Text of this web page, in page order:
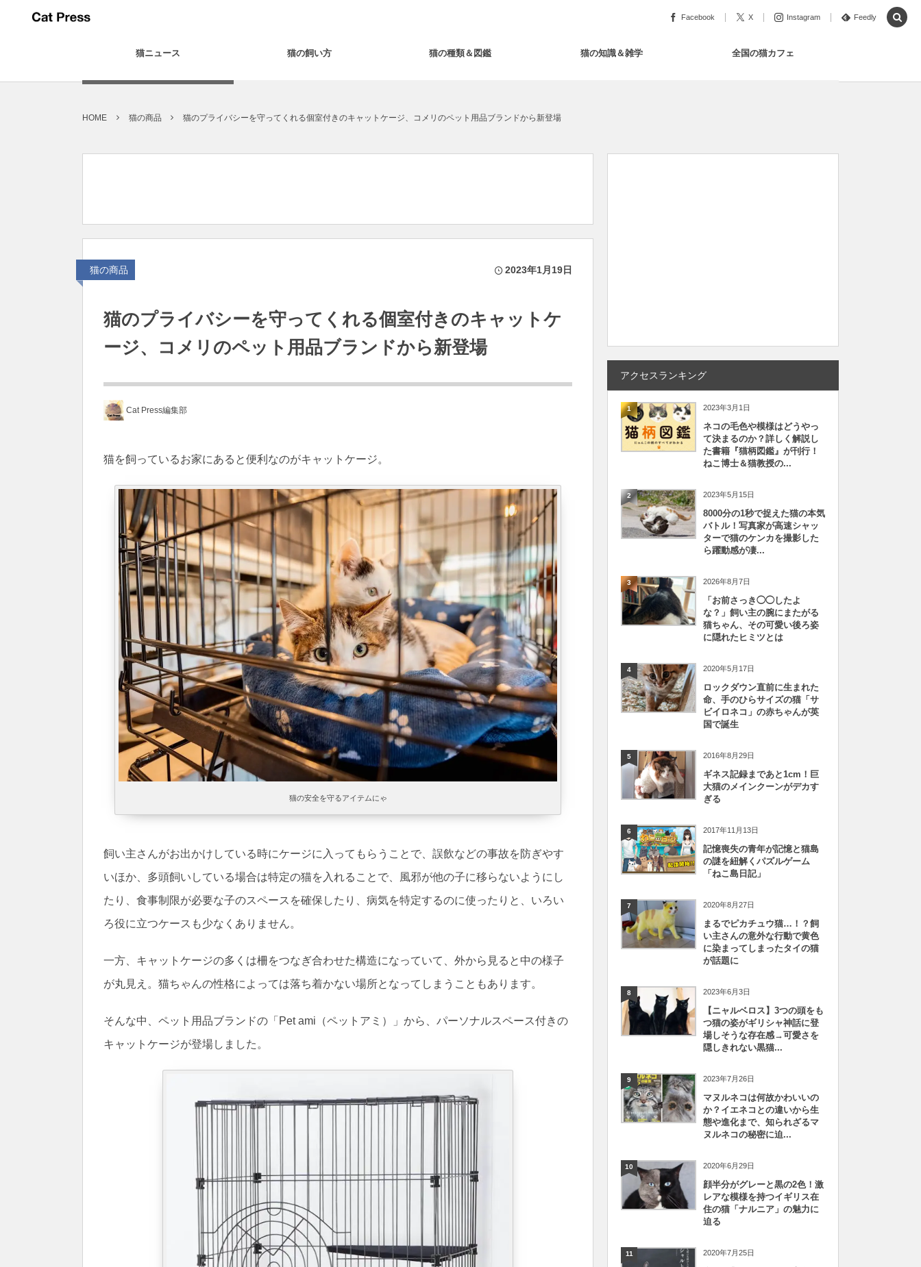
Facebook X Instagram Feedly
猫ニュース 猫の飼い方 猫の種類＆図鑑 猫の知識＆雑学 全国の猫カフェ
HOME 猫の商品 猫のプライバシーを守ってくれる個室付きのキャットケージ、コメリのペット用品ブランドから新登場
猫の商品 2023年1月19日
猫のプライバシーを守ってくれる個室付きのキャットケ
ージ、コメリのペット用品ブランドから新登場
Cat Press編集部
猫を飼っているお家にあると便利なのがキャットケージ。
猫の安全を守るアイテムにゃ
飼い主さんがお出かけしている時にケージに入ってもらうことで、誤飲などの事故を防ぎやす
いほか、多頭飼いしている場合は特定の猫を入れることで、風邪が他の子に移らないようにし
たり、食事制限が必要な子のスペースを確保したり、病気を特定するのに使ったりと、いろい
ろ役に立つケースも少なくありません。
一方、キャットケージの多くは柵をつなぎ合わせた構造になっていて、外から見ると中の様子
が丸見え。猫ちゃんの性格によっては落ち着かない場所となってしまうこともあります。
そんな中、ペット用品ブランドの「Pet ami（ペットアミ）」から、パーソナルスペース付きの
キャットケージが登場しました。
アクセスランキング
1 2023年3月1日
ネコの毛色や模様はどうやっ
て決まるのか？詳しく解説し
た書籍『猫柄図鑑』が刊行！
ねこ博士＆猫教授の...
2 2023年5月15日
8000分の1秒で捉えた猫の本気
バトル！写真家が高速シャッ
ターで猫のケンカを撮影した
ら躍動感が凄...
3 2026年8月7日
「お前さっき◯◯したよ
な？」飼い主の腕にまたがる
猫ちゃん、その可愛い後ろ姿
に隠れたヒミツとは
4 2020年5月17日
ロックダウン直前に生まれた
命、手のひらサイズの猫「サ
ビイロネコ」の赤ちゃんが英
国で誕生
5 2016年8月29日
ギネス記録まであと1cm！巨
大猫のメインクーンがデカす
ぎる
6 2017年11月13日
記憶喪失の青年が記憶と猫島
の謎を紐解くパズルゲーム
「ねこ島日記」
7 2020年8月27日
まるでピカチュウ猫…！？飼
い主さんの意外な行動で黄色
に染まってしまったタイの猫
が話題に
8 2023年6月3日
【ニャルベロス】3つの頭をも
つ猫の姿がギリシャ神話に登
場しそうな存在感→可愛さを
隠しきれない黒猫...
9 2023年7月26日
マヌルネコは何故かわいいの
か？イエネコとの違いから生
態や進化まで、知られざるマ
ヌルネコの秘密に迫...
10 2020年6月29日
顔半分がグレーと黒の2色！激
レアな模様を持つイギリス在
住の猫「ナルニア」の魅力に
迫る
11 2020年7月25日